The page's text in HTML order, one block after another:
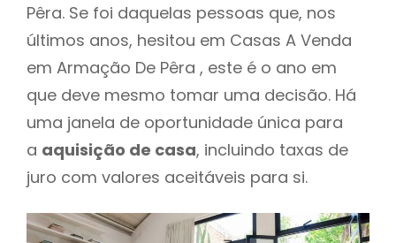
Pêra. Se foi daquelas pessoas que, nos
últimos anos, hesitou em Casas A Venda
em Armação De Pêra , este é o ano em
que deve mesmo tomar uma decisão. Há
uma janela de oportunidade única para
a aquisição de casa, incluindo taxas de
juro com valores aceitáveis para si.